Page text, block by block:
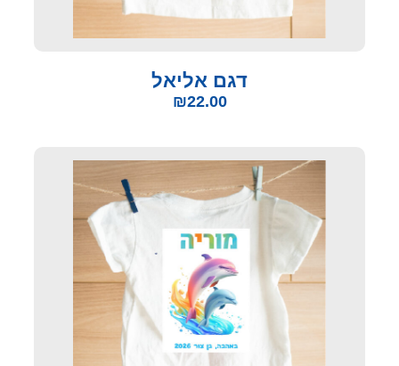
דגם אליאל
₪22.00